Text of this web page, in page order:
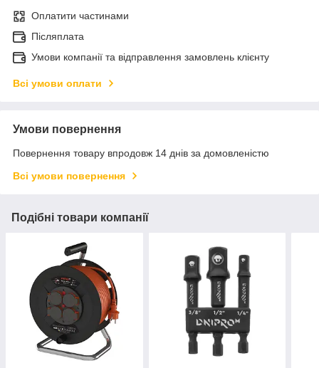
Оплатити частинами
Післяплата
Умови компанії та відправлення замовлень клієнту
Всі умови оплати
Умови повернення
Повернення товару впродовж 14 днів за домовленістю
Всі умови повернення
Подібні товари компанії